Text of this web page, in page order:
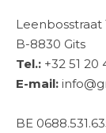
Leenbosstraat
B-8830 Gits
Tel.: +32 51 20
E-mail:
BE